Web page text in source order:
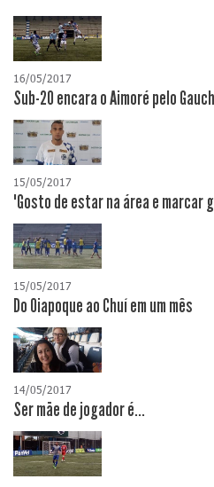
16/05/2017
Sub-20 encara o Aimoré pelo
15/05/2017
"Gosto de estar na área e marcar
15/05/2017
Do Oiapoque ao Chuí em um mês
14/05/2017
Ser mãe de jogador é...